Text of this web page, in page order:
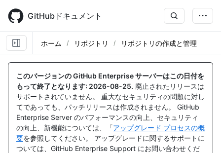
main
content
GitHubドキュメント
ホーム リポジトリ リポジトリの作成と管理
このバージョンの GitHub Enterprise サーバーはこの日付を
もって終了となります: 2026-08-25. 廃止されたリリースは
サポートされていません。 重大なセキュリティの問題に対し
てであっても、パッチリリースは作成されません。 GitHub
Enterprise Server のパフォーマンスの向上、セキュリティ
の向上、新機能については、「アップグレード プロセスの概
要を参照してください。 アップグレードに関するサポートに
ついては、GitHub Enterprise Support にお問い合わせくだ